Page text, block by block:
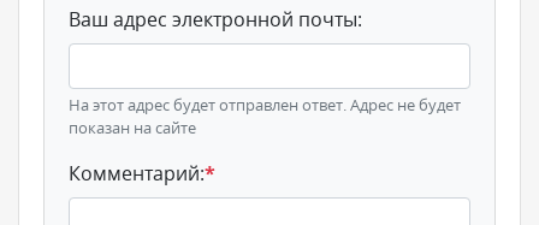
Ваш адрес электронной почты:
На этот адрес будет отправлен ответ. Адрес не будет
показан на сайте
Комментарий:*